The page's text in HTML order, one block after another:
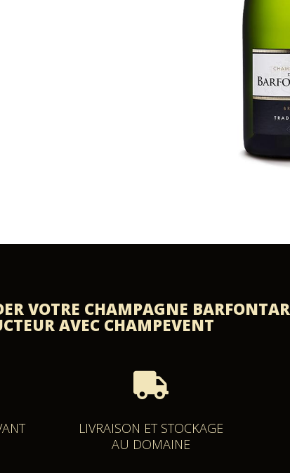
VOTRE CHAMPAGNE
AVEC CHAMPEVENT

LIVRAISON ET STOCKAGE
AU DOMAINE